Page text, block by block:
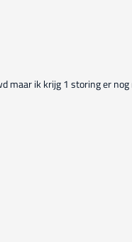
maar ik krijg 1 storing er